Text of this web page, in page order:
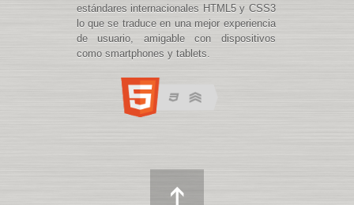
estándares internacionales HTML5 y CSS3
lo que se traduce en una mejor experiencia
de usuario, amigable con dispositivos
como smartphones y tablets.